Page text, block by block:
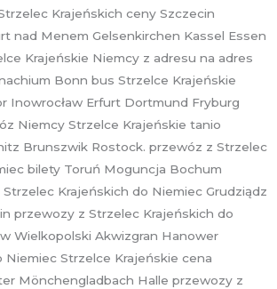
Krajeńskich ceny Szczecin
nad Menem Gelsenkirchen Kassel Essen
Krajeńskie Niemcy z adresu na adres
Bonn bus Strzelce Krajeńskie
Inowrocław Erfurt Dortmund Fryburg
Niemcy Strzelce Krajeńskie tanio
Brunszwik Rostock. przewóz z Strzelec
bilety Toruń Moguncja Bochum
Krajeńskich do Niemiec Grudziądz
przewozy z Strzelec Krajeńskich do
Wielkopolski Akwizgran Hanower
Strzelce Krajeńskie cena
Mönchengladbach Halle przewozy z